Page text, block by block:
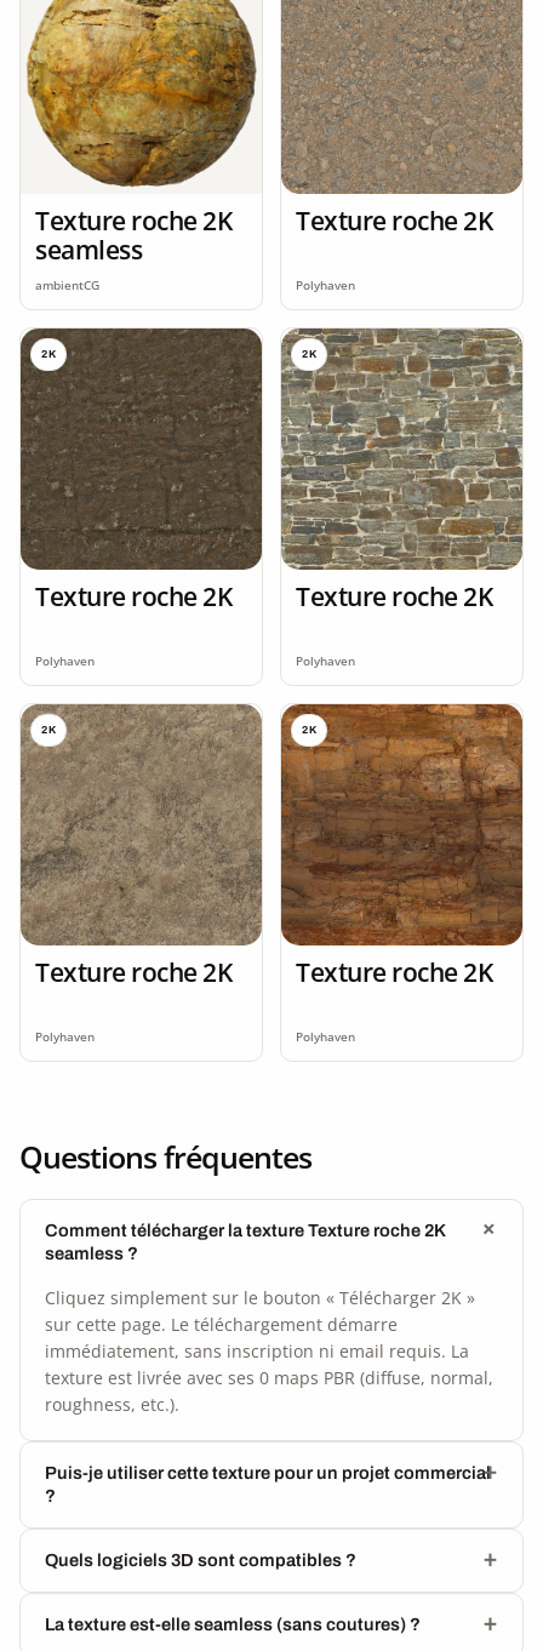
Texture roche 2K
seamless
ambientCG
Texture roche 2K
Polyhaven
2K
Texture roche 2K
Polyhaven
2K
Texture roche 2K
Polyhaven
2K
Texture roche 2K
Polyhaven
2K
Texture roche 2K
Polyhaven
Questions fréquentes
Comment télécharger la texture Texture roche 2K
seamless ?
Cliquez simplement sur le bouton « Télécharger 2K »
sur cette page. Le téléchargement démarre
immédiatement, sans inscription ni email requis. La
texture est livrée avec ses 0 maps PBR (diffuse, normal,
roughness, etc.).
Puis-je utiliser cette texture pour un projet commercial
?
Quels logiciels 3D sont compatibles ?
La texture est-elle seamless (sans coutures) ?